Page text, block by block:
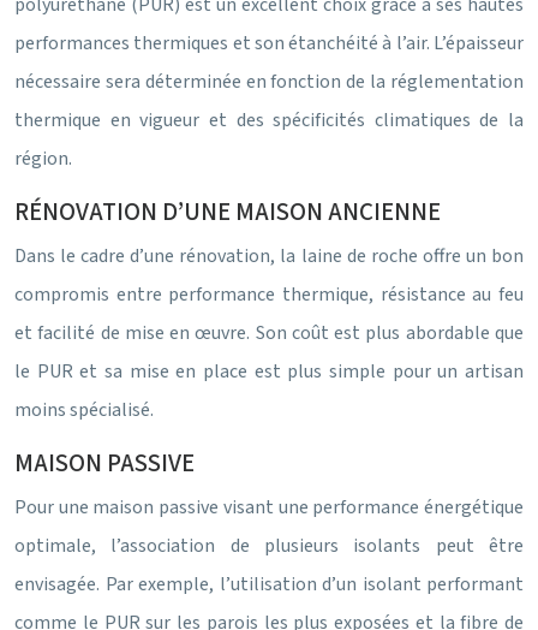
performances thermiques et son étanchéité à l’air. L’épaisseur
nécessaire sera déterminée en fonction de la réglementation
thermique en vigueur et des spécificités climatiques de la
région.
RÉNOVATION D’UNE MAISON ANCIENNE
Dans le cadre d’une rénovation, la laine de roche offre un bon
compromis entre performance thermique, résistance au feu
et facilité de mise en œuvre. Son coût est plus abordable que
le PUR et sa mise en place est plus simple pour un artisan
moins spécialisé.
MAISON PASSIVE
Pour une maison passive visant une performance énergétique
optimale, l’association de plusieurs isolants peut être
envisagée. Par exemple, l’utilisation d’un isolant performant
comme le PUR sur les parois les plus exposées et la fibre de